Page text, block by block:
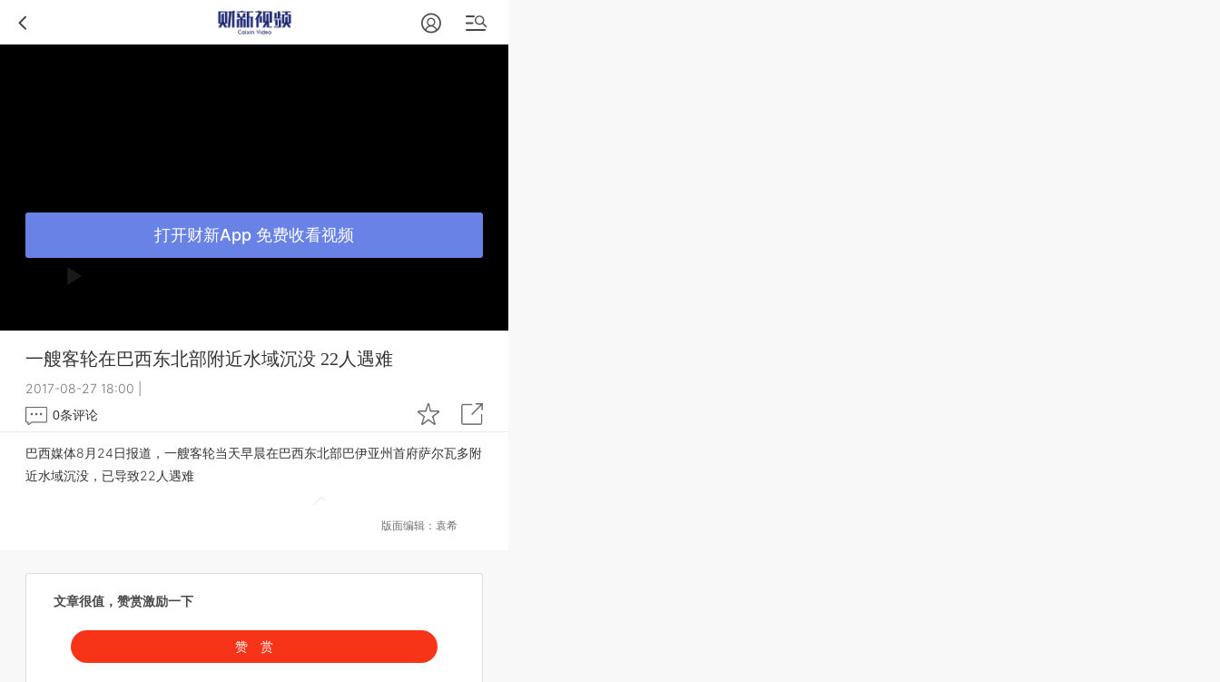
打开财新App 免费收看视频
一艘客轮在巴西东北部附近水域沉没 22人遇难
2017-08-27 18:00
0条评论
巴西媒体8月24日报道，一艘客轮当天早晨在巴西东北部巴伊亚州首府萨尔瓦多附
近水域沉没，已导致22人遇难
版面编辑：袁希
文章很值，赞赏激励一下
赞 赏